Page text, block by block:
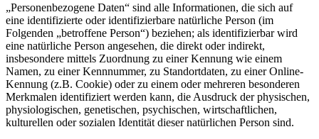
„Personenbezogene Daten“ sind alle Informationen, die sich auf
eine identifizierte oder identifizierbare natürliche Person (im
Folgenden „betroffene Person“) beziehen; als identifizierbar wird
eine natürliche Person angesehen, die direkt oder indirekt,
insbesondere mittels Zuordnung zu einer Kennung wie einem
Namen, zu einer Kennnummer, zu Standortdaten, zu einer Online-
Kennung (z.B. Cookie) oder zu einem oder mehreren besonderen
Merkmalen identifiziert werden kann, die Ausdruck der physischen,
physiologischen, genetischen, psychischen, wirtschaftlichen,
kulturellen oder sozialen Identität dieser natürlichen Person sind.